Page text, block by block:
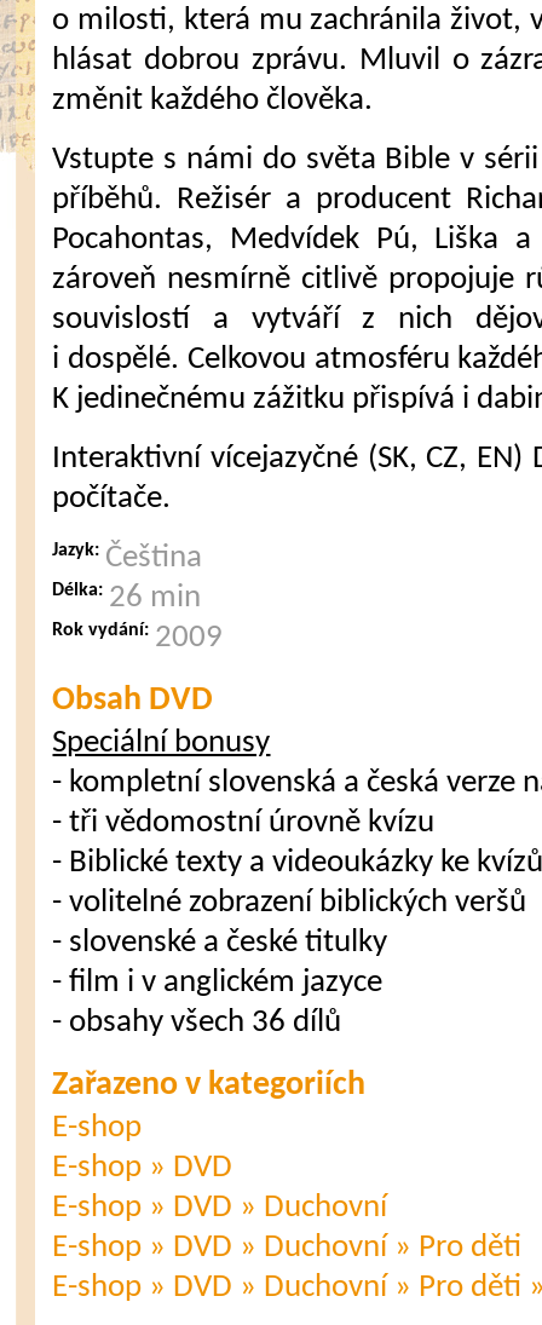
o milosti, která mu zachránila život,
hlásat dobrou zprávu. Mluvil o
změnit každého člověka.
Vstupte s námi do světa Bible v
příběhů. Režisér a producent
Pocahontas, Medvídek Pú, Liška
zároveň nesmírně citlivě propojuje
souvislostí a vytváří z nich
i dospělé. Celkovou atmosféru
K jedinečnému zážitku přispívá i
Interaktivní vícejazyčné (SK, CZ,
počítače.
Jazyk: Čeština
Délka: 26 min
Rok vydání: 2009
Obsah DVD
Speciální bonusy
- kompletní slovenská a česká verze
- tři vědomostní úrovně kvízu
- Biblické texty a videoukázky ke
- volitelné zobrazení biblických veršů
- slovenské a české titulky
- film i v anglickém jazyce
- obsahy všech 36 dílů
Zařazeno v kategoriích
E-shop
E-shop » DVD
E-shop » DVD » Duchovní
E-shop » DVD » Duchovní » Pro děti
E-shop » DVD » Duchovní » Pro děti